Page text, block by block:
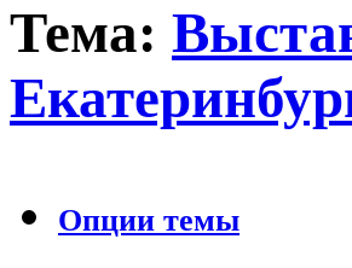
Тема:
Опции темы